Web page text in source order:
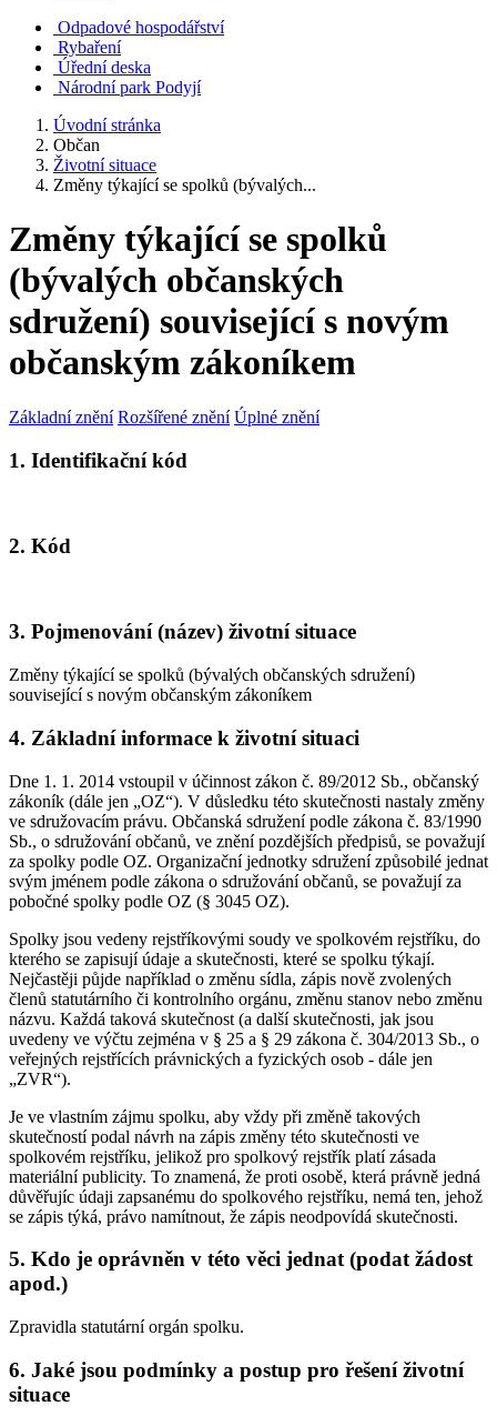
Odpadové hospodářství
Rybaření
Úřední deska
Národní park Podyjí
Úvodní stránka
Občan
Životní situace
Změny týkající se spolků (bývalých...
Změny týkající se spolků
(bývalých občanských
sdružení) související s novým
občanským zákoníkem
Základní znění Rozšířené znění Úplné znění
1. Identifikační kód
2. Kód
3. Pojmenování (název) životní situace
Změny týkající se spolků (bývalých občanských sdružení)
související s novým občanským zákoníkem
4. Základní informace k životní situaci
Dne 1. 1. 2014 vstoupil v účinnost zákon č. 89/2012 Sb., občanský
zákoník (dále jen „OZ“). V důsledku této skutečnosti nastaly změny
ve sdružovacím právu. Občanská sdružení podle zákona č. 83/1990
Sb., o sdružování občanů, ve znění pozdějších předpisů, se považují
za spolky podle OZ. Organizační jednotky sdružení způsobilé jednat
svým jménem podle zákona o sdružování občanů, se považují za
pobočné spolky podle OZ (§ 3045 OZ).
Spolky jsou vedeny rejstříkovými soudy ve spolkovém rejstříku, do
kterého se zapisují údaje a skutečnosti, které se spolku týkají.
Nejčastěji půjde například o změnu sídla, zápis nově zvolených
členů statutárního či kontrolního orgánu, změnu stanov nebo změnu
názvu. Každá taková skutečnost (a další skutečnosti, jak jsou
uvedeny ve výčtu zejména v § 25 a § 29 zákona č. 304/2013 Sb., o
veřejných rejstřících právnických a fyzických osob - dále jen
„ZVR“).
Je ve vlastním zájmu spolku, aby vždy při změně takových
skutečností podal návrh na zápis změny této skutečnosti ve
spolkovém rejstříku, jelikož pro spolkový rejstřík platí zásada
materiální publicity. To znamená, že proti osobě, která právně jedná
důvěřujíc údaji zapsanému do spolkového rejstříku, nemá ten, jehož
se zápis týká, právo namítnout, že zápis neodpovídá skutečnosti.
5. Kdo je oprávněn v této věci jednat (podat žádost
apod.)
Zpravidla statutární orgán spolku.
6. Jaké jsou podmínky a postup pro řešení životní
situace